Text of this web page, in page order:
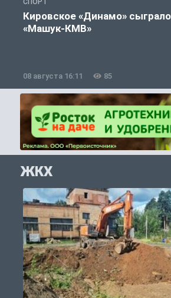
СПОРТ
Кировское «Динамо»
«Машук-КМВ»
08 августа 16:11 85
ЖКХ